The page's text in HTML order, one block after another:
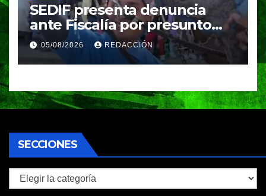
SEDIF presenta denuncia
ante Fiscalía por presunto
caso de maltrato animal
05/08/2026 REDACCIÓN
SECCIONES
Secciones